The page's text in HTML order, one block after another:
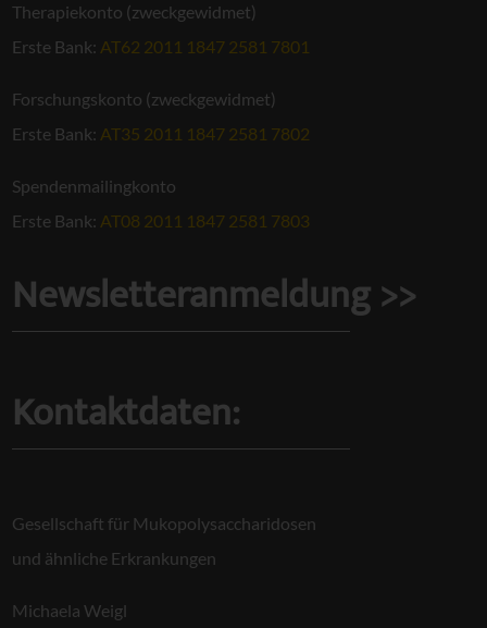
Therapiekonto (zweckgewidmet)
Erste Bank: AT62 2011 1847 2581 7801
Forschungskonto (zweckgewidmet)
Erste Bank: AT35 2011 1847 2581 7802
Spendenmailingkonto
Erste Bank: AT08 2011 1847 2581 7803
Newsletteranmeldung >>
Kontaktdaten:
Gesellschaft für Mukopolysaccharidosen
und ähnliche Erkrankungen
Michaela Weigl